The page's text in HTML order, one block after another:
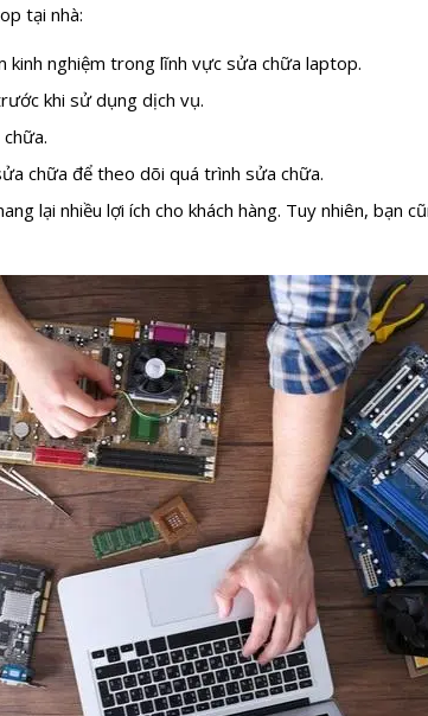
tại nhà:
kinh nghiệm trong lĩnh vực sửa chữa laptop.
khi sử dụng dịch vụ.
chữa để theo dõi quá trình sửa chữa.
lại nhiều lợi ích cho khách hàng. Tuy nhiên, bạn